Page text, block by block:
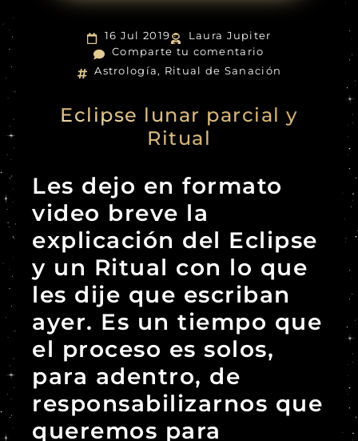
16 Jul 2019
Laura Jupiter
Comparte tu comentario
Astrología, Ritual de Sanación
Eclipse lunar parcial y
Ritual
Les dejo en formato
video breve la
explicación del Eclipse
y un Ritual con lo que
les dije que escriban
ayer. Es un tiempo que
el proceso es solos,
para adentro, de
responsabilizarnos que
queremos para